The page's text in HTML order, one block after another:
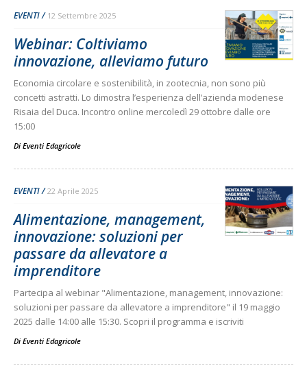
EVENTI 12 Settembre 2025
Webinar: Coltiviamo
innovazione, alleviamo futuro
Economia circolare e sostenibilità, in zootecnia, non sono più
concetti astratti. Lo dimostra l’esperienza dell’azienda modenese
Risaia del Duca. Incontro online mercoledì 29 ottobre dalle ore
15:00
Di Eventi Edagricole
EVENTI 22 Aprile 2025
Alimentazione, management,
innovazione: soluzioni per
passare da allevatore a
imprenditore
Partecipa al webinar "Alimentazione, management, innovazione:
soluzioni per passare da allevatore a imprenditore" il 19 maggio
2025 dalle 14:00 alle 15:30. Scopri il programma e iscriviti
Di Eventi Edagricole